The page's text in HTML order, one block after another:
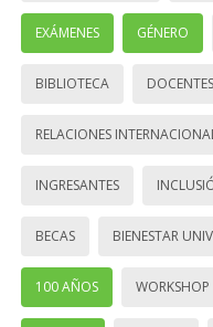
EXÁMENES GÉNERO
BIBLIOTECA DOCENTES
RELACIONES
INGRESANTES
BECAS BIENESTAR
100 AÑOS WORKSHOP